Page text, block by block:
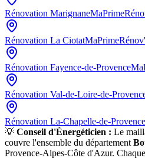
Rénovation Marignane
Rénovation La CiotatMaPrimeRénov'
Rénovation Fayence-de-Provence
Rénovation Val-de-Loire-de-
Rénovation La-Chapelle-de-Provence
💡 Conseil d'Énergéticien : Le
couvre l'ensemble du département
Provence-Alpes-Côte d'Azur.